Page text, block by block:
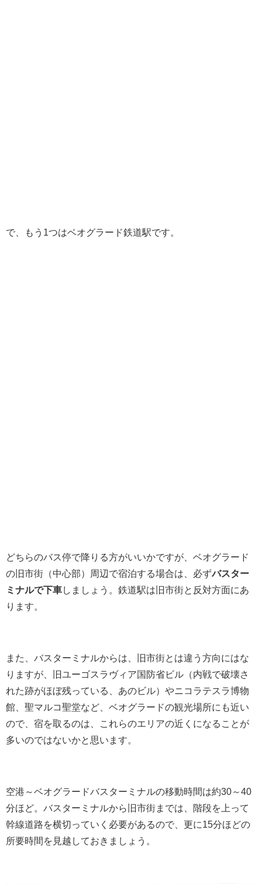
で、もう1つはベオグラード鉄道駅です。
どちらのバス停で降りる方がいいかですが、ベオグラード
の旧市街（中心部）周辺で宿泊する場合は、必ずバスター
ミナルで下車しましょう。鉄道駅は旧市街と反対方面にあ
ります。
また、バスターミナルからは、旧市街とは違う方向にはな
りますが、旧ユーゴスラヴィア国防省ビル（内戦で破壊さ
れた跡がほぼ残っている、あのビル）やニコラテスラ博物
館、聖マルコ聖堂など、ベオグラードの観光場所にも近い
ので、宿を取るのは、これらのエリアの近くになることが
多いのではないかと思います。
空港～ベオグラードバスターミナルの移動時間は約30～40
分ほど。バスターミナルから旧市街までは、階段を上って
幹線道路を横切っていく必要があるので、更に15分ほどの
所要時間を見越しておきましょう。